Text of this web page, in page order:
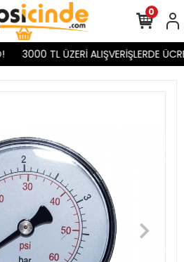
3000 TL ÜZERİ ALIŞVERİŞLERDE
0